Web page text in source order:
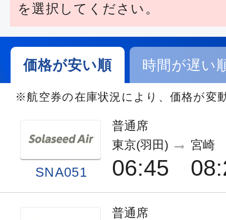
を選択してください。
価格が安い順 時間が遅い
※航空券の在庫状況により、価格が変
SNA051
普通席
東京(羽田)
06:45
宮崎
普通席